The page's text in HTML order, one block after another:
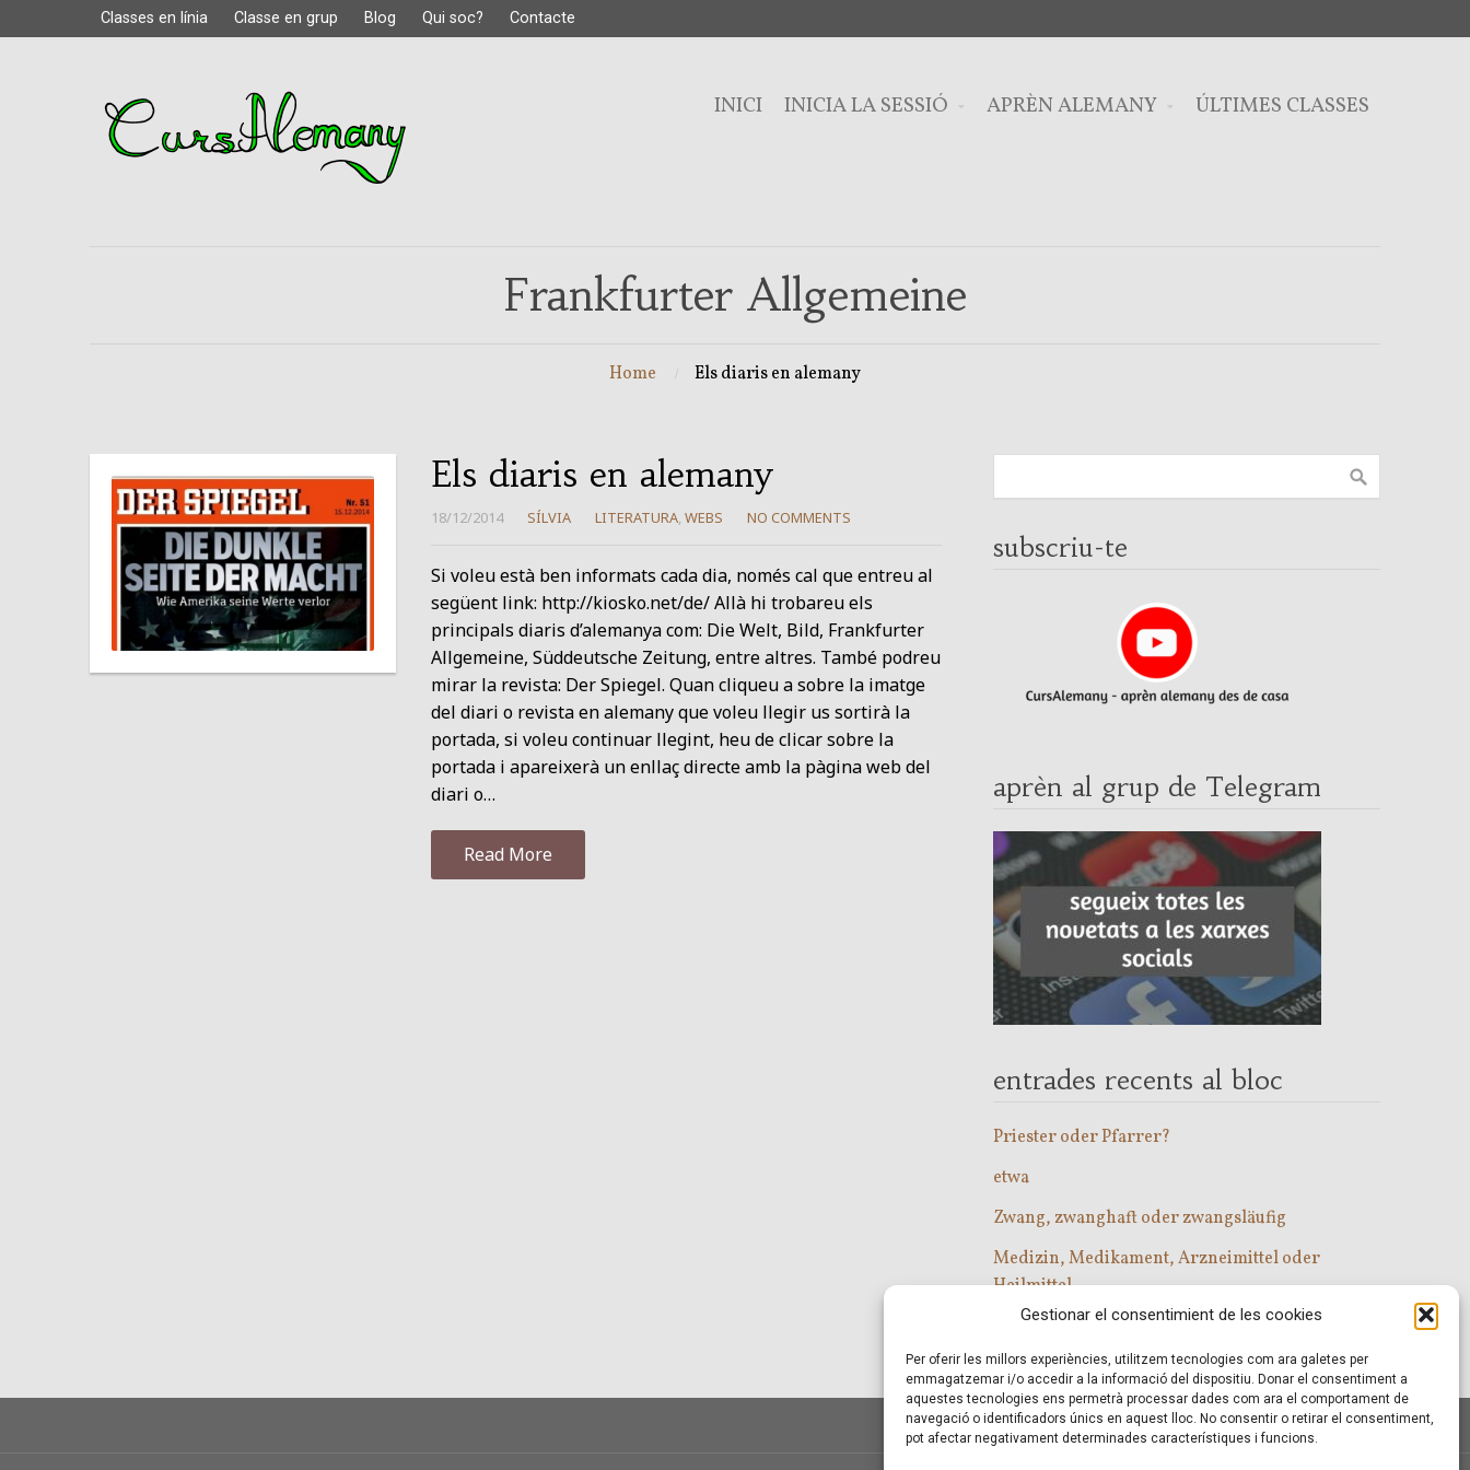
Gestionar el consentimient de les cookies
Per oferir les millors experiències, utilitzem tecnologies com ara galetes per
emmagatzemar i/o accedir a la informació del dispositiu. Donar el consentiment a
aquestes tecnologies ens permetrà processar dades com ara el comportament de
navegació o identificadors únics en aquest lloc. No consentir o retirar el consentiment,
pot afectar negativament determinades característiques i funcions.
Classes en línia Classe en grup Blog Qui soc? Contacte
INICI INICIA LA SESSIÓ APRÈN ALEMANY ÚLTIMES CLASSES
Frankfurter Allgemeine
Home Els diaris en alemany
Els diaris en alemany
18/12/2014 SÍLVIA LITERATURA, WEBS NO COMMENTS
Si voleu està ben informats cada dia, només cal que entreu al
següent link: http://kiosko.net/de/ Allà hi trobareu els
principals diaris d’alemanya com: Die Welt, Bild, Frankfurter
Allgemeine, Süddeutsche Zeitung, entre altres. També podreu
mirar la revista: Der Spiegel. Quan cliqueu a sobre la imatge
del diari o revista en alemany que voleu llegir us sortirà la
portada, si voleu continuar llegint, heu de clicar sobre la
portada i apareixerà un enllaç directe amb la pàgina web del
diari o…
Read More
subscriu-te
aprèn al grup de Telegram
entrades recents al bloc
Priester oder Pfarrer?
etwa
Zwang, zwanghaft oder zwangsläufig
Medizin, Medikament, Arzneimittel oder
Heilmittel
Com entrar a les classes d’alemany?